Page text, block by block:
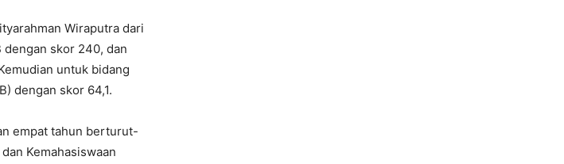
Wiraputra dari
dengan skor 240, dan
untuk bidang
dengan skor 64,1.
empat tahun berturut-
Kemahasiswaan